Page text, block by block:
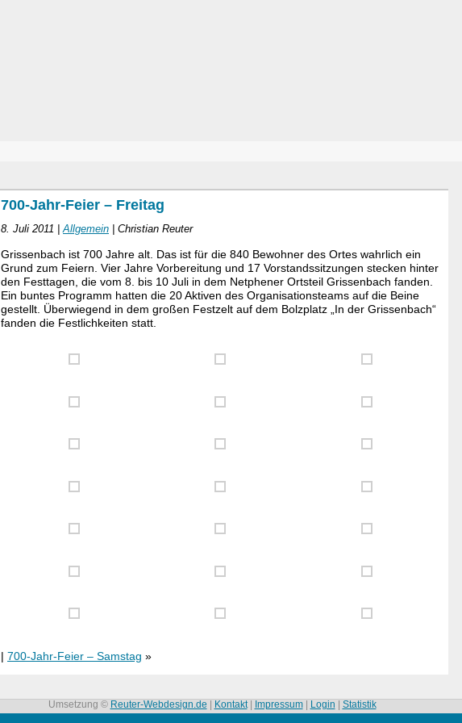
700-Jahr-Feier – Freitag
8. Juli 2011 |Allgemein | Christian Reuter
Grissenbach ist 700 Jahre alt. Das ist für die 840 Bewohner des Ortes wahrlich ein
Grund zum Feiern. Vier Jahre Vorbereitung und 17 Vorstandssitzungen stecken hinter
den Festtagen, die vom 8. bis 10 Juli in dem Netphener Ortsteil Grissenbach fanden.
Ein buntes Programm hatten die 20 Aktiven des Organisationsteams auf die Beine
gestellt. Überwiegend in dem großen Festzelt auf dem Bolzplatz „In der Grissenbach“
fanden die Festlichkeiten statt.
| 700-Jahr-Feier – Samstag »
Umsetzung © Reuter-Webdesign.de Kontakt| Impressum| Login Statistik